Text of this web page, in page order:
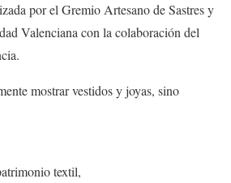
por el Gremio Artesano de Sastres y
Valenciana con la colaboración del
mostrar vestidos y joyas, sino
textil,